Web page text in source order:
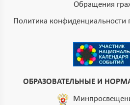
Обращения
Политика конфиденциальности
ОБРАЗОВАТЕЛЬНЫЕ И